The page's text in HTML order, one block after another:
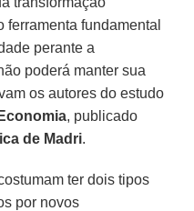
ferramenta fundamental
perante a
poderá manter sua
os autores do estudo
, publicado
de Madri.
ter dois tipos
por novos